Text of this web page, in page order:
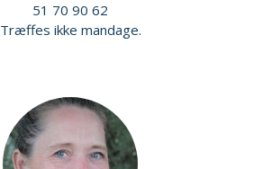
51 70 90 62
Træffes ikke mandage.